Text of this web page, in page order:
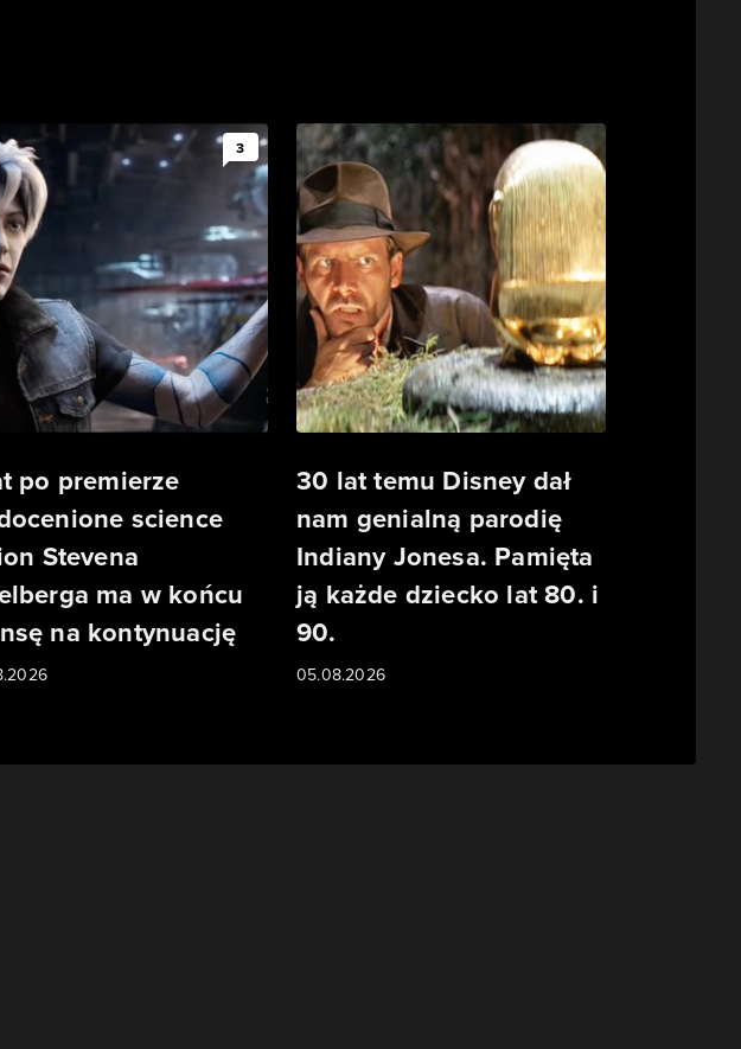
3
po premierze
science
Stevena
ma w końcu
na kontynuację
30 lat temu Disney dał
nam genialną parodię
Indiany Jonesa. Pamięta
ją każde dziecko lat 80. i
90.
05.08.2026